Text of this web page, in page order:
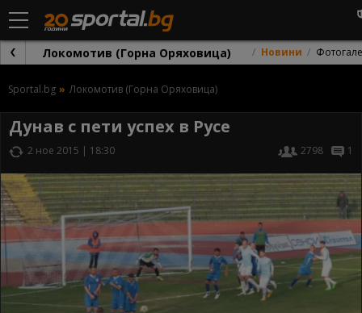
Локомотив (Горна Оряховица) Новини
Sportal.bg Локомотив (Горна Оряховица)
Дунав с пети успех в Русе
2 ное 2015 | 18:30 2798 1